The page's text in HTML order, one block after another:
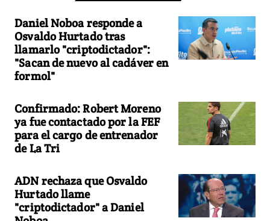
Daniel Noboa responde a
Osvaldo Hurtado tras
llamarlo "criptodictador":
"Sacan de nuevo al cadáver en
formol"
Confirmado: Robert Moreno
ya fue contactado por la FEF
para el cargo de entrenador
de La Tri
ADN rechaza que Osvaldo
Hurtado llame
"criptodictador" a Daniel